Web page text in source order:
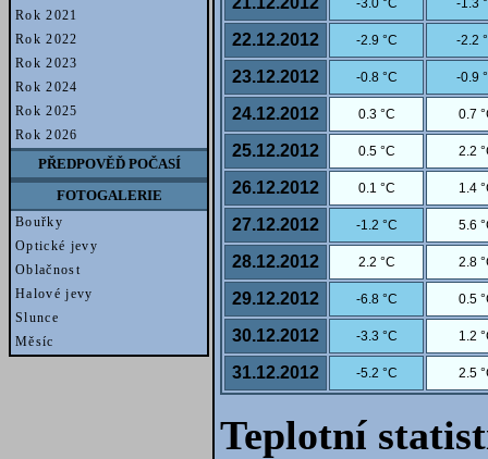
Rok 2021
Rok 2022
Rok 2023
Rok 2024
Rok 2025
Rok 2026
PŘEDPOVĚĎ POČASÍ
FOTOGALERIE
Bouřky
Optické jevy
Oblačnost
Halové jevy
Slunce
Měsíc
22.12.2012 -2.9 °C -2.2
23.12.2012 -0.8 °C -0.9
24.12.2012 0.3 °C 0.7
25.12.2012 0.5 °C 2.2
26.12.2012 0.1 °C 1.4
27.12.2012 -1.2 °C 5.6
28.12.2012 2.2 °C 2.8
29.12.2012 -6.8 °C 0.5
30.12.2012 -3.3 °C 1.2
31.12.2012 -5.2 °C 2.5
Teplotní